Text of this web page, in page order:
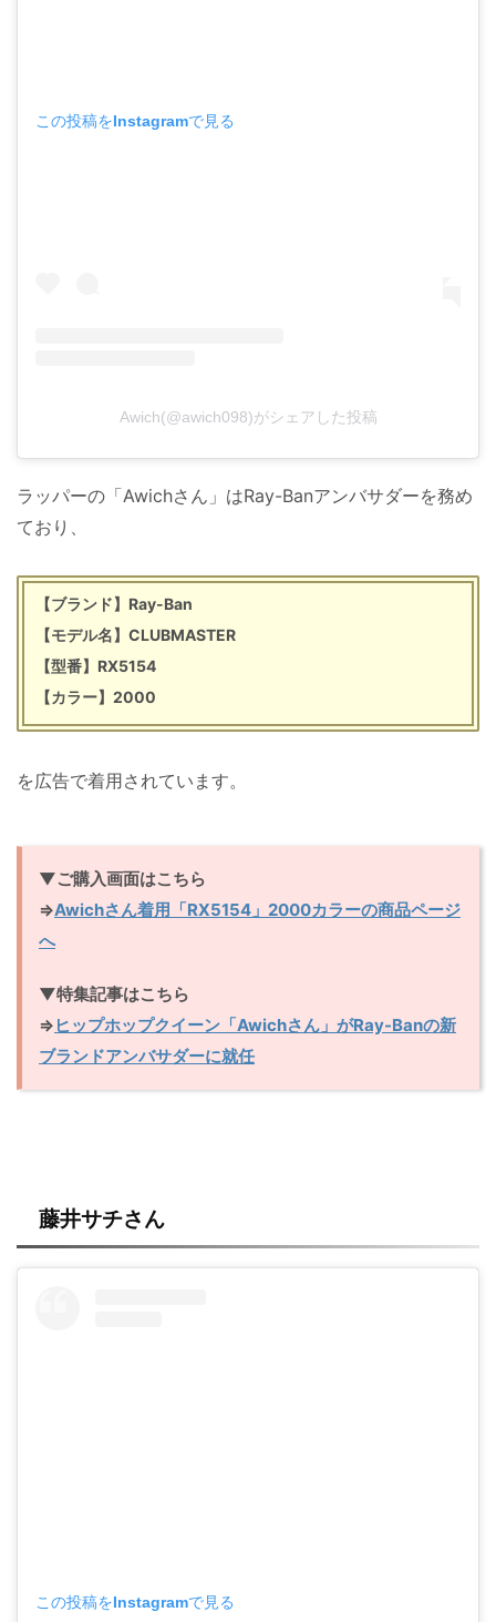
この投稿をInstagramで見る
Awich(@awich098)がシェアした投稿
ラッパーの「Awichさん」はRay-Banアンバサダーを務め
ており、
【ブランド】Ray-Ban
【モデル名】CLUBMASTER
【型番】RX5154
【カラー】2000
を広告で着用されています。
▼ご購入画面はこちら
⇒Awichさん着用「RX5154」2000カラーの商品ページ
へ
▼特集記事はこちら
⇒ ヒップホップクイーン「Awichさん」がRay-Banの新
ブランドアンバサダーに就任
藤井サチさん
この投稿をInstagramで見る